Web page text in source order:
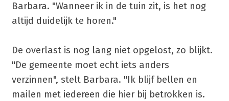
Barbara. "Wanneer ik in de tuin zit, is het nog
altijd duidelijk te horen."
De overlast is nog lang niet opgelost, zo blijkt.
"De gemeente moet echt iets anders
verzinnen", stelt Barbara. "Ik blijf bellen en
mailen met iedereen die hier bij betrokken is.